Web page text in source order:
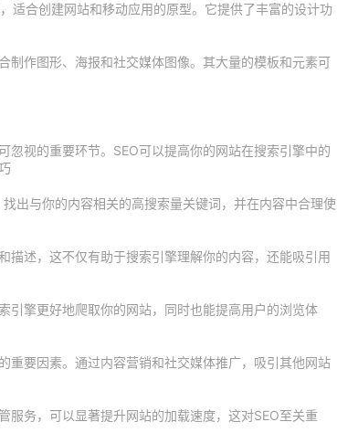
适合创建网站和移动应用的原型。它提供了丰富的设计功
制作图形、海报和社交媒体图像。其大量的模板和元素可
忽视的重要环节。SEO可以提高你的网站在搜索引擎中的
出与你的内容相关的高搜索量关键词，并在内容中合理使
描述，这不仅有助于搜索引擎理解你的内容，还能吸引用
引擎更好地爬取你的网站，同时也能提高用户的浏览体
重要因素。通过内容营销和社交媒体推广，吸引其他网站
务，可以显著提升网站的加载速度，这对SEO至关重